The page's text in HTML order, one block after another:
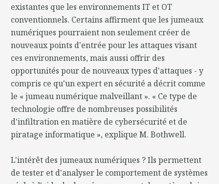
existantes que les environnements IT et OT
conventionnels. Certains affirment que les jumeaux
numériques pourraient non seulement créer de
nouveaux points d'entrée pour les attaques visant
ces environnements, mais aussi offrir des
opportunités pour de nouveaux types d'attaques - y
compris ce qu'un expert en sécurité a décrit comme
le « jumeau numérique malveillant ». « Ce type de
technologie offre de nombreuses possibilités
d'infiltration en matière de cybersécurité et de
piratage informatique », explique M. Bothwell.
L'intérêt des jumeaux numériques ? Ils permettent
de tester et d'analyser le comportement de systèmes